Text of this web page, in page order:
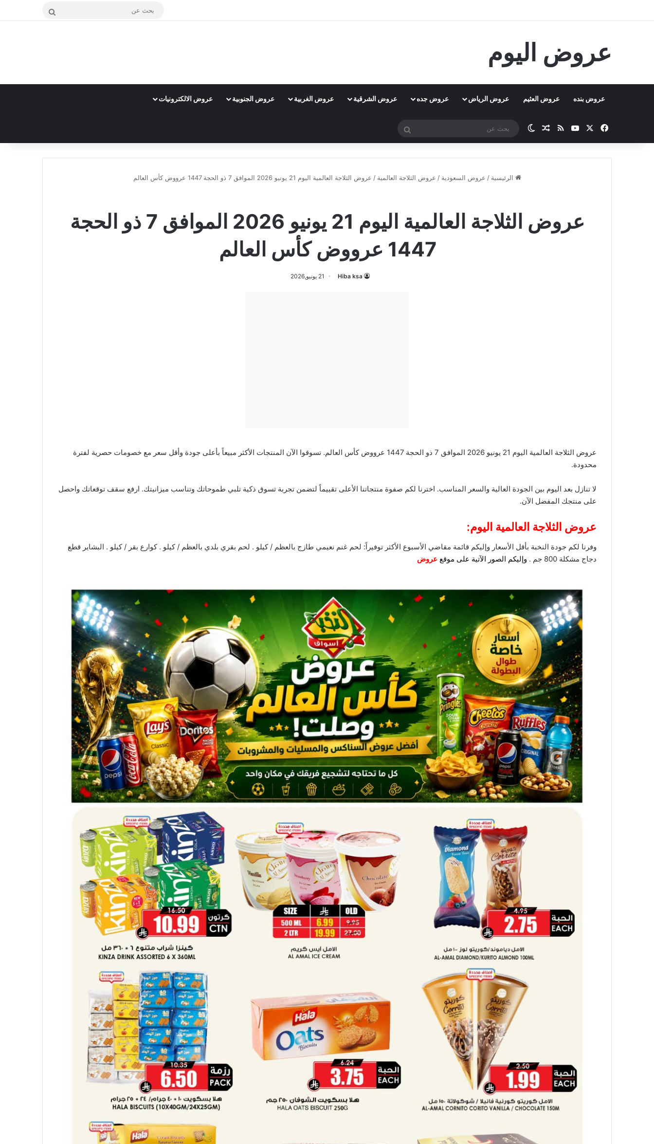
بحث
عروض اليوم
عروض بنده عروض العثيم عروض الرياض عروض جده عروض الشرقية عروض الغربية عروض الجنوبية عروض الالكترونيات
فيسبوك ‫YouTubeملخص الموقع RSS
مقال عشوائي
الوضع المظلم
بحث
الرئيسية / عروض السعودية / عروض الثلاجة العالمية / عروض الثلاجة العالمية اليوم 21 يونيو 2026 الموافق 7 ذو الحجة 1447 عرووض كأس العالم
عروض الثلاجة العالمية اليوم 21 يونيو 2026 الموافق 7 ذو الحجة
1447 عرووض كأس العالم
Hiba ksa 21 يونيو,2026
عروض الثلاجة العالمية اليوم 21 يونيو 2026 الموافق 7 ذو الحجة 1447 عرووض كأس العالم. تسوقوا الآن المنتجات الأكثر مبيعاً بأعلى جودة وأقل سعر مع خصومات حصرية لفترة
محدودة.
لا تنازل بعد اليوم بين الجودة العالية والسعر المناسب. اخترنا لكم صفوة منتجاتنا الأعلى تقييماً لتضمن تجربة تسوق ذكية تلبي طموحاتك وتناسب ميزانيتك. ارفع سقف توقعاتك واحصل
على منتجك المفضل الآن.
عروض الثلاجة العالمية اليوم:
وفرنا لكم جودة النخبة بأقل الأسعار وإليكم قائمة مقاضي الأسبوع الأكثر توفيراً: لحم غنم نعيمي طازج بالعظم / كيلو . لحم بقري بلدي بالعظم / كيلو . كوارع بقر / كيلو . البشاير قطع
دجاج مشكلة 800 جم .
وإليكم الصور الآتية على موقع عروض